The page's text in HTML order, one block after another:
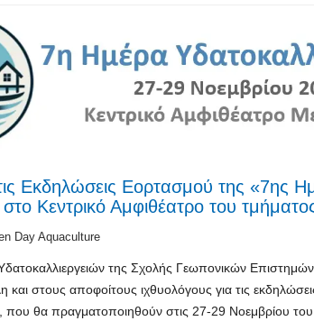
Εκδηλώσεις Εορτασμού της «7ης
Κεντρικό Αμφιθέατρο του
Day Aquaculture
της Σχολής Γεωπονικών
στους αποφοίτους ιχθυολόγους για τις
που θα πραγματοποιηθούν στις 27-29 Νοεμβρίου